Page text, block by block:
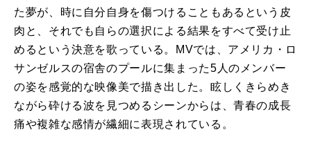
た夢が、時に自分自身を傷つけることもあるという皮
肉と、それでも自らの選択による結果をすべて受け止
めるという決意を歌っている。MVでは、アメリカ・ロ
サンゼルスの宿舎のプールに集まった5人のメンバー
の姿を感覚的な映像美で描き出した。眩しくきらめき
ながら砕ける波を見つめるシーンからは、青春の成長
痛や複雑な感情が繊細に表現されている。